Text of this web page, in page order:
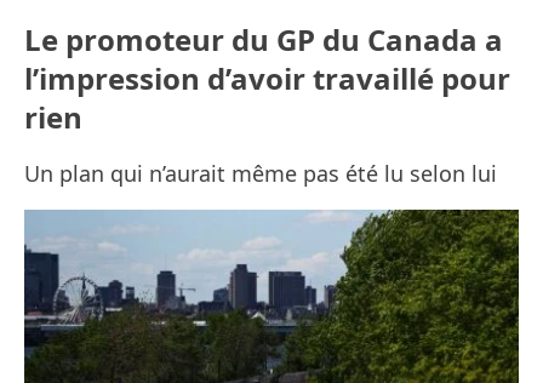
Le promoteur du GP du Canada a
l’impression d’avoir travaillé pour
rien
Un plan qui n’aurait même pas été lu selon lui